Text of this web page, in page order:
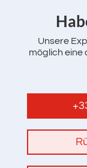
Unsere
möglich eine